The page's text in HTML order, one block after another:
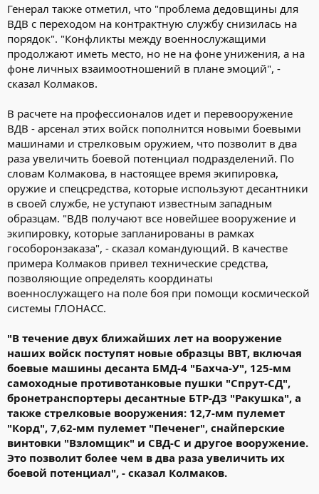
Генерал также отметил, что "проблема дедовщины для
ВДВ с переходом на контрактную службу снизилась на
порядок". "Конфликты между военнослужащими
продолжают иметь место, но не на фоне унижения, а на
фоне личных взаимоотношений в плане эмоций", -
сказал Колмаков.
В расчете на профессионалов идет и перевооружение
ВДВ - арсенал этих войск пополнится новыми боевыми
машинами и стрелковым оружием, что позволит в два
раза увеличить боевой потенциал подразделений. По
словам Колмакова, в настоящее время экипировка,
оружие и спецсредства, которые используют десантники
в своей службе, не уступают известным западным
образцам. "ВДВ получают все новейшее вооружение и
экипировку, которые запланированы в рамках
гособоронзаказа", - сказал командующий. В качестве
примера Колмаков привел технические средства,
позволяющие определять координаты
военнослужащего на поле боя при помощи космической
системы ГЛОНАСС.
"В течение двух ближайших лет на вооружение
наших войск поступят новые образцы ВВТ, включая
боевые машины десанта БМД-4 "Бахча-У", 125-мм
самоходные противотанковые пушки "Спрут-СД",
бронетранспортеры десантные БТР-ДЗ "Ракушка", а
также стрелковые вооружения: 12,7-мм пулемет
"Корд", 7,62-мм пулемет "Печенег", снайперские
винтовки "Взломщик" и СВД-С и другое вооружение.
Это позволит более чем в два раза увеличить их
боевой потенциал", - сказал Колмаков.